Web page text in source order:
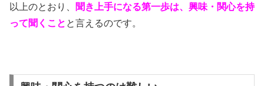
以上のとおり、
聞き上手になる第一歩は、興味・関心を持
って聞くこと と言えるのです。